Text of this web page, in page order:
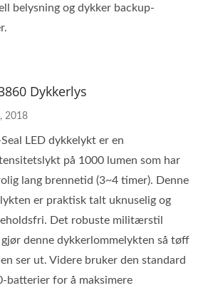
belysning og dykker backup-
Dykkerlys
2018
LED dykkelykt er en
på 1000 lumen som har
lang brennetid (3~4 timer). Denne
er praktisk talt uknuselig og
Det robuste militærstil
gjør denne dykkerlommelykten så tøff
ser ut. Videre bruker den standard
batterier for å maksimere